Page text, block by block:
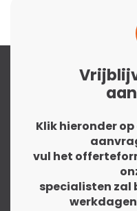
Klik hieronder
vul het
specialisten zal